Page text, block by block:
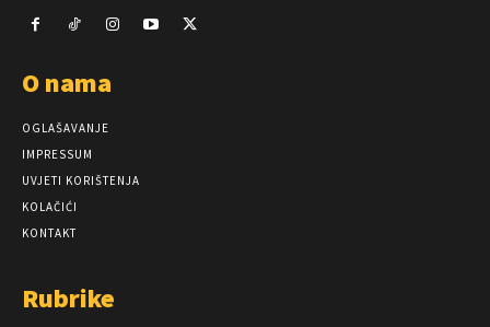
O nama
OGLAŠAVANJE
IMPRESSUM
UVJETI KORIŠTENJA
KOLAČIĆI
KONTAKT
Rubrike